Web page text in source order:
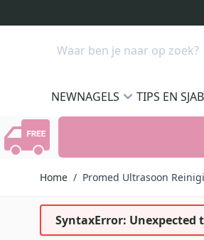
Search
NEWNAGELS TIPS EN
Home / Promed Ultrasoon
SyntaxError: Unexpected